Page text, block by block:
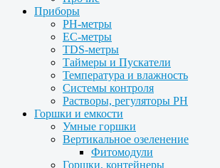
Приборы
PH-метры
EC-метры
TDS-метры
Таймеры и Пускатели
Температура и влажность
Системы контроля
Растворы, регуляторы PH
Горшки и емкости
Умные горшки
Вертикальное озеленение
Фитомодули
Горшки, контейнеры